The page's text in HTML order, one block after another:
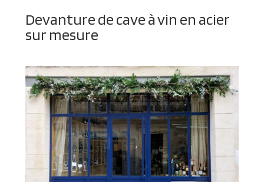
Devanture de cave à vin en acier
sur mesure